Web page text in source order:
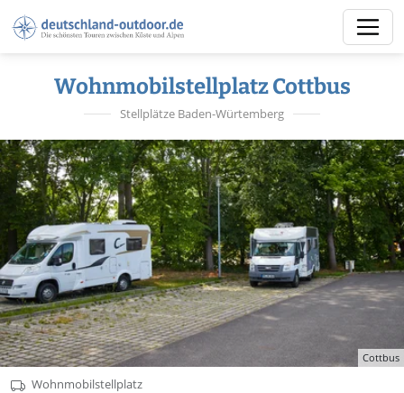
Wohnmobilstellplatz Cottbus
Stellplätze Baden-Würtemberg
Cottbus
Wohnmobilstellplatz